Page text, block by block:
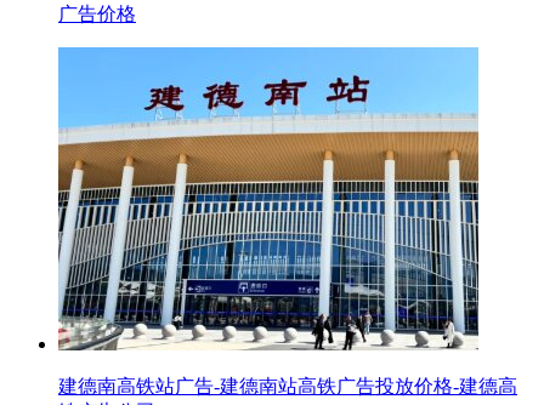
广告价格
建德南高铁站广告-建德南站高铁广告投放价格-建德高